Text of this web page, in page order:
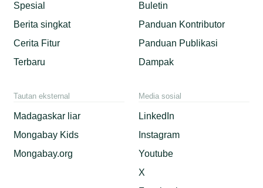
Spesial
Berita singkat
Cerita Fitur
Terbaru
Buletin
Panduan Kontributor
Panduan Publikasi
Dampak
Tautan eksternal
Madagaskar liar
Mongabay Kids
Mongabay.org
Media sosial
LinkedIn
Instagram
Youtube
X